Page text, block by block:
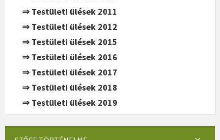
⇒ Testületi ülések 2011
⇒ Testületi ülések 2012
⇒ Testületi ülések 2015
⇒ Testületi ülések 2016
⇒ Testületi ülések 2017
⇒ Testületi ülések 2018
⇒ Testületi ülések 2019